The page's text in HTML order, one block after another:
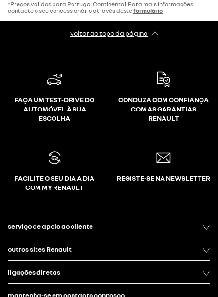
*Preços válidos para Portugal Continental. Para mais informações
contacte o seu concessionário através desteformulário.
voltar ao topo da página
FAÇA UM TEST-DRIVE DO
AUTOMÓVEL À SUA
ESCOLHA
CONDUZA COM CONFIANÇA
COM AS GARANTIAS
RENAULT
FACILITE O SEU DIA A DIA
COM MY RENAULT
REGISTE-SE NA NEWSLETTER
serviço de apoio ao cliente
outros sites Renault
ligações diretas
mantenha-se em contacto connosco